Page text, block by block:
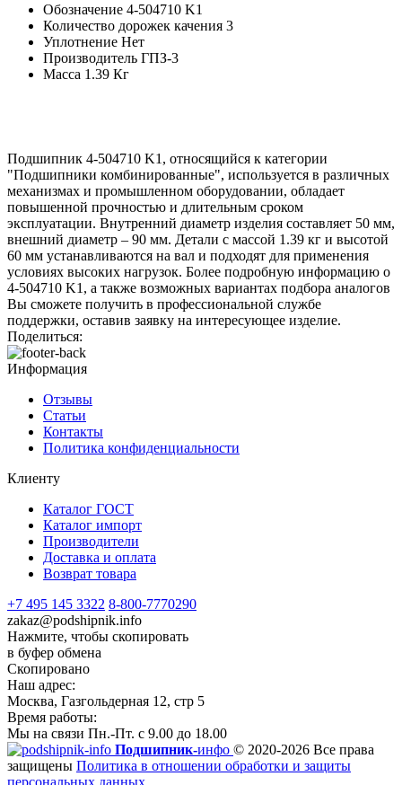
Обозначение 4-504710 K1
Количество дорожек качения 3
Уплотнение Нет
Производитель ГПЗ-3
Масса 1.39 Кг
Подшипник 4-504710 K1, относящийся к категории
"Подшипники комбинированные", используется в различных
механизмах и промышленном оборудовании, обладает
повышенной прочностью и длительным сроком
эксплуатации. Внутренний диаметр изделия составляет 50 мм,
внешний диаметр – 90 мм. Детали с массой 1.39 кг и высотой
60 мм устанавливаются на вал и подходят для применения
условиях высоких нагрузок. Более подробную информацию о
4-504710 K1, а также возможных вариантах подбора аналогов
Вы сможете получить в профессиональной службе
поддержки, оставив заявку на интересующее изделие.
Поделиться:
Информация
Отзывы
Статьи
Контакты
Политика конфиденциальности
Клиенту
Каталог ГОСТ
Каталог импорт
Производители
Доставка и оплата
Возврат товара
+7 495 145 3322 8-800-7770290
zakaz@podshipnik.info
Нажмите, чтобы скопировать
в буфер обмена
Скопировано
Наш адрес:
Москва, Газгольдерная 12, стр 5
Время работы:
Мы на связи Пн.-Пт. с 9.00 до 18.00
Подшипник-инфо © 2020-2026 Все права
защищены Политика в отношении обработки и защиты
персональных данных